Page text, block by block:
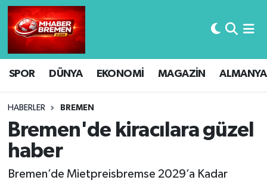
SPOR DÜNYA EKONOMİ MAGAZİN ALMANYA
HABERLER BREMEN
Bremen'de kiracılara güzel
haber
Bremen’de Mietpreisbremse 2029’a Kadar
Hava Durumu
Trafik Durumu
Süper Lig Puan Durumu ve Fikstür
Tüm Manşetler